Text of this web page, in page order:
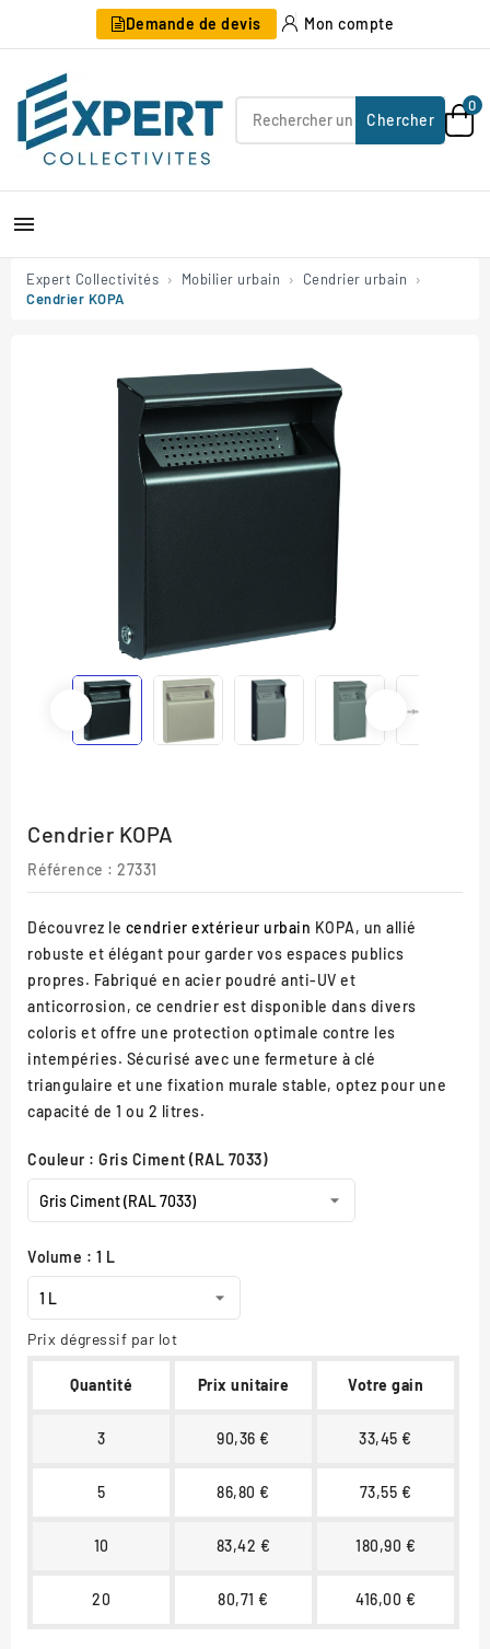
Demande de devis Mon compte
Chercher
0

Expert Collectivités Mobilier urbain
Cendrier urbain
Cendrier KOPA
Cendrier KOPA
Référence : 27331
Découvrez le cendrier extérieur urbain KOPA, un allié
robuste et élégant pour garder vos espaces publics
propres. Fabriqué en acier poudré anti-UV et
anticorrosion, ce cendrier est disponible dans divers
coloris et offre une protection optimale contre les
intempéries. Sécurisé avec une fermeture à clé
triangulaire et une fixation murale stable, optez pour une
capacité de 1 ou 2 litres.
Couleur : Gris Ciment (RAL 7033)
Volume : 1 L
Prix dégressif par lot
Quantité Prix unitaire Votre gain
3 90,36 € 33,45 €
5 86,80 € 73,55 €
10 83,42 € 180,90 €
20 80,71 € 416,00 €